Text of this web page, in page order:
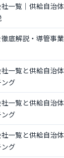
一覧｜供給自治
底解説・導管事
一覧と供給自治体
グ
一覧と供給自治体
グ
一覧と供給自治体
グ